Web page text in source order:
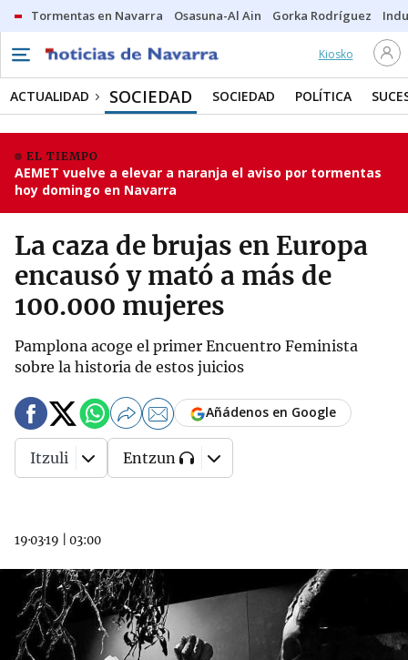
Tormentas en Navarra Osasuna-Al Ain Gorka Rodríguez
Kiosko
ACTUALIDAD SOCIEDAD SOCIEDAD POLÍTICA
EL TIEMPO
AEMET vuelve a elevar a naranja el aviso por tormentas
hoy domingo en Navarra
La caza de brujas en Europa
encausó y mató a más de
100.000 mujeres
Pamplona acoge el primer Encuentro Feminista
sobre la historia de estos juicios
19·03·19 03:00
Añádenos en Google
Itzuli Entzun